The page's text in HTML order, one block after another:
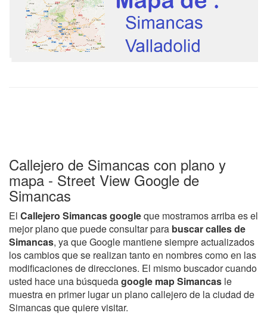
Callejero de Simancas con plano y
mapa - Street View Google de
Simancas
El Callejero Simancas googleque mostramos arriba es el
mejor plano que puede consultar para buscar calles de
Simancas, ya que Google mantiene siempre actualizados
los cambios que se realizan tanto en nombres como en las
modificaciones de direcciones. El mismo buscador cuando
usted hace una búsquedagoogle map Simancas le
muestra en primer lugar un plano callejero de la ciudad de
Simancas que quiere visitar.